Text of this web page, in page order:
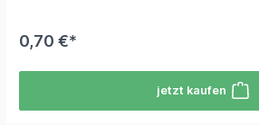
0,70 €*
jetzt kaufen